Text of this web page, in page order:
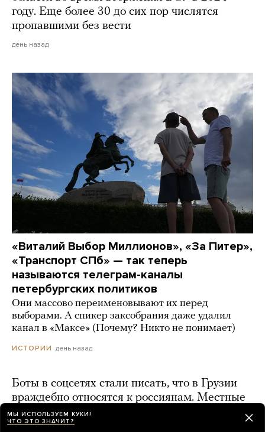
году. Еще более 30 до сих пор числятся
пропавшими без вести
день назад
«Виталий Выбор Миллионов», «За Питер»,
«Транспорт СПб» — так теперь
называются телеграм-каналы
петербургских политиков
Они массово переименовывают их перед
выборами. А спикер заксобрания даже удалил
канал в «Максе» (Почему? Никто не понимает)
ИСТОРИИ день назад
Боты в соцсетях стали писать, что в Грузии
враждебно относятся к россиянам. Местные
власти начали расследование
МЫ ИСПОЛЬЗУЕМ КУКИ!
ЧТО ЭТО ЗНАЧИТ?